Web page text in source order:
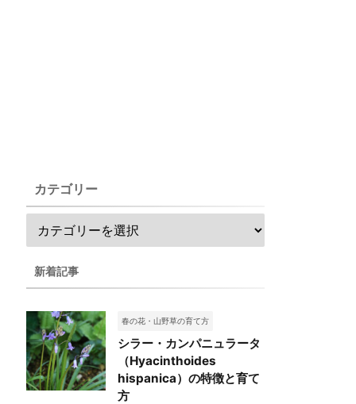
カテゴリー
新着記事
春の花・山野草の育て方
シラー・カンパニュラータ
（Hyacinthoides
hispanica）の特徴と育て
方